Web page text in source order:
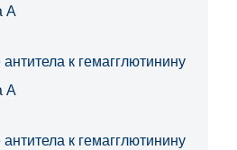
А
к гемагглютинину
А
к гемагглютинину